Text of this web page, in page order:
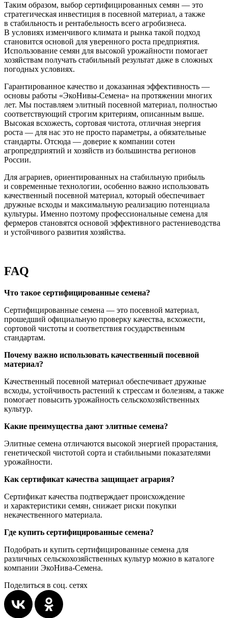
Таким образом, выбор сертифицированных семян — это
стратегическая инвестиция в посевной материал, а также
в стабильность и рентабельность всего агробизнеса.
В условиях изменчивого климата и рынка такой подход
становится основой для уверенного роста предприятия.
Использование семян для высокой урожайности помогает
хозяйствам получать стабильный результат даже в сложных
погодных условиях.
Гарантированное качество и доказанная эффективность —
основы работы «ЭкоНивы-Семена» на протяжении многих
лет. Мы поставляем элитный посевной материал, полностью
соответствующий строгим критериям, описанным выше.
Высокая всхожесть, сортовая чистота, отличная энергия
роста — для нас это не просто параметры, а обязательные
стандарты. Отсюда — доверие к компании сотен
агропредприятий и хозяйств из большинства регионов
России.
Для аграриев, ориентированных на стабильную прибыль
и современные технологии, особенно важно использовать
качественный посевной материал, который обеспечивает
дружные всходы и максимальную реализацию потенциала
культуры. Именно поэтому профессиональные семена для
фермеров становятся основой эффективного растениеводства
и устойчивого развития хозяйства.
FAQ
Что такое сертифицированные семена?
Сертифицированные семена — это посевной материал,
прошедший официальную проверку качества, всхожести,
сортовой чистоты и соответствия государственным
стандартам.
Почему важно использовать качественный посевной
материал?
Качественный посевной материал обеспечивает дружные
всходы, устойчивость растений к стрессам и болезням, а также
помогает повысить урожайность сельскохозяйственных
культур.
Какие преимущества дают элитные семена?
Элитные семена отличаются высокой энергией прорастания,
генетической чистотой сорта и стабильными показателями
урожайности.
Как сертификат качества защищает агрария?
Сертификат качества подтверждает происхождение
и характеристики семян, снижает риски покупки
некачественного материала.
Где купить сертифицированные семена?
Подобрать и купить сертифицированные семена для
различных сельскохозяйственных культур можно в каталоге
компании ЭкоНива-Семена.
Поделиться в соц. сетях